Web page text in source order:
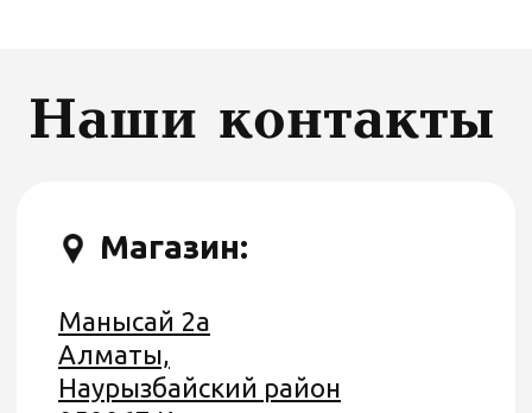
Политика конфиденциальности
Все права защищены.
в личных, так и в коммерческих
целях запрещено.